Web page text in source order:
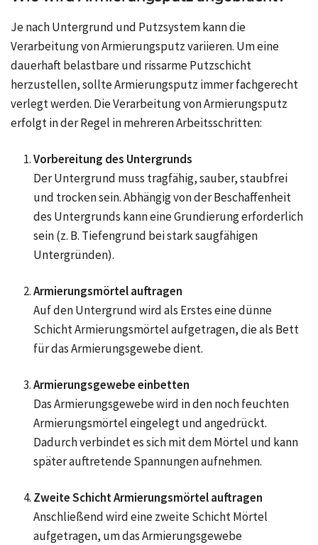
Je nach Untergrund und Putzsystem kann die
Verarbeitung von Armierungsputz variieren. Um eine
dauerhaft belastbare und rissarme Putzschicht
herzustellen, sollte Armierungsputz immer fachgerecht
verlegt werden. Die Verarbeitung von Armierungsputz
erfolgt in der Regel in mehreren Arbeitsschritten:
Vorbereitung des Untergrunds
Der Untergrund muss tragfähig, sauber, staubfrei
und trocken sein. Abhängig von der Beschaffenheit
des Untergrunds kann eine Grundierung erforderlich
sein (z. B. Tiefengrund bei stark saugfähigen
Untergründen).
Armierungsmörtel auftragen
Auf den Untergrund wird als Erstes eine dünne
Schicht Armierungsmörtel aufgetragen, die als Bett
für das Armierungsgewebe dient.
Armierungsgewebe einbetten
Das Armierungsgewebe wird in den noch feuchten
Armierungsmörtel eingelegt und angedrückt.
Dadurch verbindet es sich mit dem Mörtel und kann
später auftretende Spannungen aufnehmen.
Zweite Schicht Armierungsmörtel auftragen
Anschließend wird eine zweite Schicht Mörtel
aufgetragen, um das Armierungsgewebe